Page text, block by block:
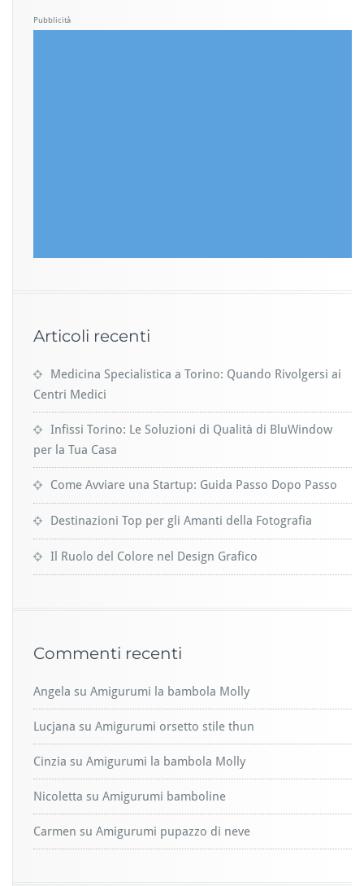
Pubblicità
Articoli recenti
Medicina Specialistica a Torino: Quando Rivolgersi ai
Centri Medici
Infissi Torino: Le Soluzioni di Qualità di BluWindow
per la Tua Casa
Come Avviare una Startup: Guida Passo Dopo Passo
Destinazioni Top per gli Amanti della Fotografia
Il Ruolo del Colore nel Design Grafico
Commenti recenti
Angela su Amigurumi la bambola Molly
Lucjana su Amigurumi orsetto stile thun
Cinzia su Amigurumi la bambola Molly
Nicoletta su Amigurumi bamboline
Carmen su Amigurumi pupazzo di neve